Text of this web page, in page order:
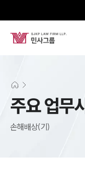
주요 업무
손해배상(기)